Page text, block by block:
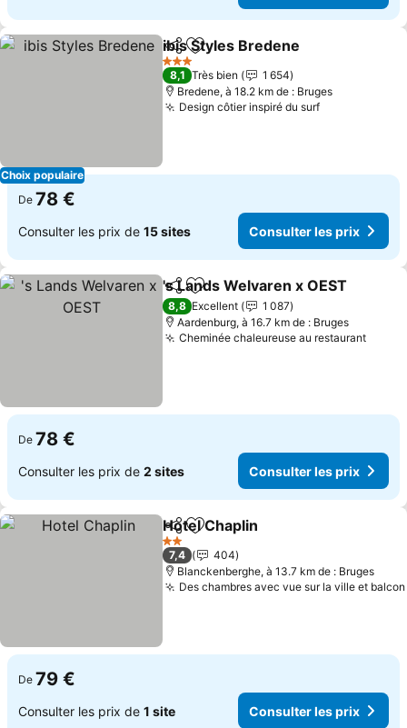
Choix populaire
PartagerAjouter à mes favoris
ibis Styles Bredene
3 Étoiles
8,1 Très bien
1 654
Bredene, à 18.2 km de : Bruges
Design côtier inspiré du surfConsulter
De 78 €
Consulter les prix de 15 sites Consulter les prix
PartagerAjouter à mes favoris
's Lands Welvaren x OEST
8,8 Excellent
1 087
Aardenburg, à 16.7 km de : Bruges
Cheminée chaleureuse au restaurant
De 78 €
Consulter les prix de 2 sites Consulter les prix
PartagerAjouter à mes favoris
Hotel Chaplin
2 Étoiles
7,4
404
Blanckenberghe, à 13.7 km de : Bruges
Des chambres avec vue sur la ville et balcon
De 79 €
Consulter les prix de 1 site Consulter les prix